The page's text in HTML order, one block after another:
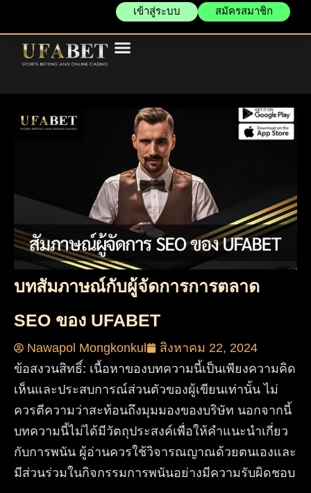
สมัครสมาชิก
เข้าสู่ระบบ
บทสัมภาษณ์กับผู้จัดการการตลาด
SEO ของ UFABET
Nawapol Mongkonkul
สิงหาคม 22, 2024
ข้อสงวนสิทธิ์: เนื้อหาของบทความนี้เป็นเพียงความคิด
เห็นและประสบการณ์ส่วนตัวของผู้เขียนเท่านั้น ไม่
ควรตีความว่าสะท้อนถึงมุมมองของบริษัท นอกจากนี้
บทความนี้ไม่ได้มีวัตถุประสงค์เพื่อให้คำแนะนำเกี่ยว
กับการพนัน ผู้อ่านควรใช้วิจารณญาณด้วยตนเองและ
มีส่วนร่วมในกิจกรรมการพนันอย่างมีความรับผิดชอบ